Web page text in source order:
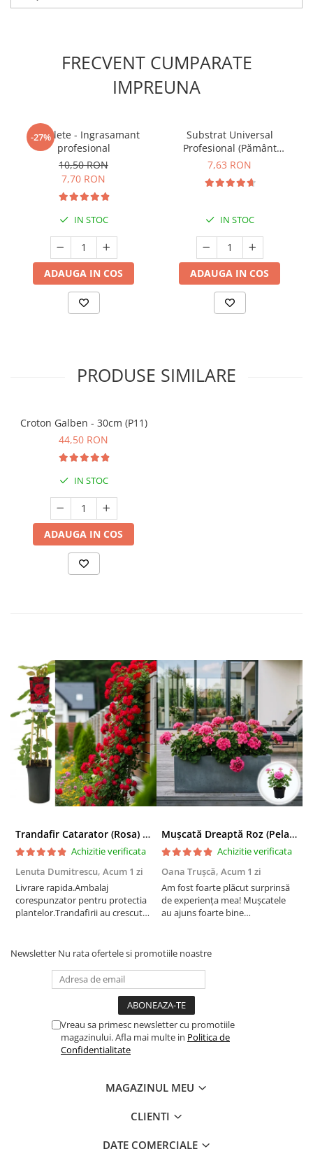
FRECVENT CUMPARATE
IMPREUNA
-27%
5 Tablete - Ingrasamant
profesional
10,50 RON
7,70 RON
IN STOC
ADAUGA IN COS
Substrat Universal
Profesional (Pământ
Premium) - 5 L
7,63 RON
IN STOC
ADAUGA IN COS
PRODUSE SIMILARE
Croton Galben - 30cm (P11)
44,50 RON
IN STOC
ADAUGA IN COS
Trandafir Catarator (Rosa) Red Climber - 75cm
Achizitie verificata
Lenuta Dumitrescu, Acum 1 zi
Livrare rapida.Ambalaj
corespunzator pentru protectia
plantelor.Trandafirii au crescut
Mușcată Dreaptă Roz (Pelargonium Zonale)
Achizitie verificata
Oana Trușcă, Acum 1 zi
Am fost foarte plăcut surprinsă
de experiența mea! Mușcatele
au ajuns foarte bine
transportului. Se vede că au fost
Newsletter Nu rata ofertele si promotiile noastre
Vreau sa primesc newsletter cu promotiile
magazinului. Afla mai multe in Politica de
Confidentialitate
MAGAZINUL MEU
CLIENTI
DATE COMERCIALE